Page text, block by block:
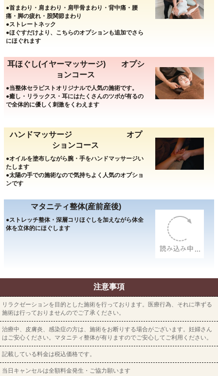
●首まわり・肩まわり・肩甲骨まわり・背中痛・腰
痛・脚の疲れ・股関節まわり
●ストレートネック
●ほぐすだけより、こちらのオプションも追加でさら
にほぐれます
耳ほぐし(イヤーマッサージ) オプシ
ョンコース
●当整体セラピストオリジナルで人気の施術です。
●癒し・リラックス・耳にはたくさんのツボが有るの
で全体的に優しく刺激をくわえます
ハンドマッサージ オプ
ションコース
●オイルを塗布しながら腕・手をハンドマッサージい
たします
●太陽の手での施術なので気持ちよく人気のオプショ
ンです
マタニティ整体(産前産後)
●ストレッチ整体・深層コリほぐしを加えながら体全
体を立体的にほぐします
注意事項
リラクゼーションを目的とした施術を行っております。医療行為、それに準ずる
施術は行っておりませんのでご了承ください。
治療中、皮膚炎、感染症の方は、施術をお断りする場合がございます。妊婦さん
はご安心ください。マタニティ整体が有りますのでご安心してご利用ください。
記載している料金は税込価格です。
当日キャンセルは全額料金発生・ご協力願います